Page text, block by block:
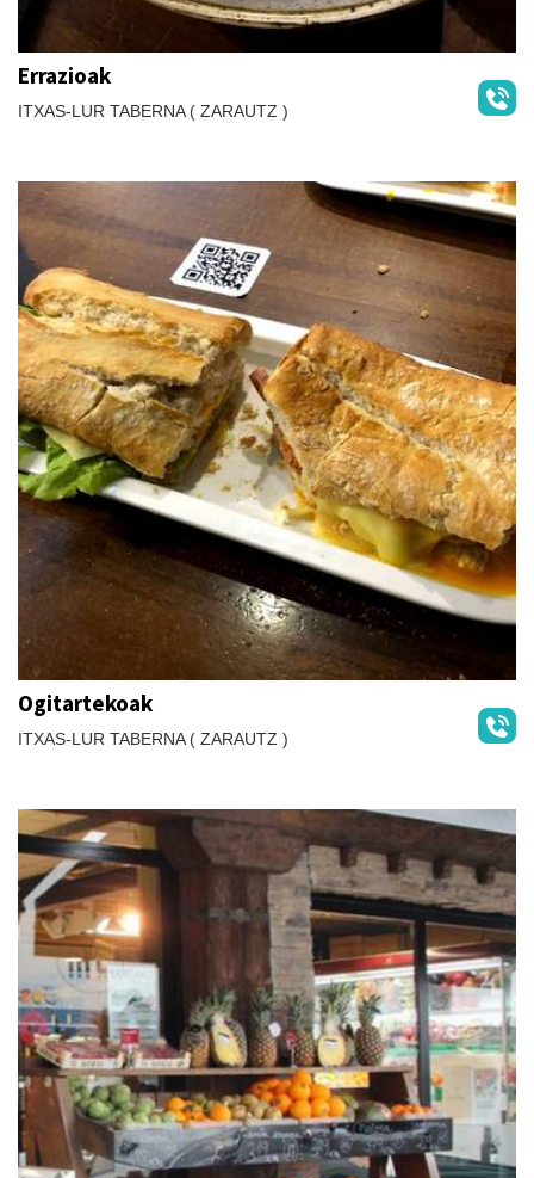
Errazioak
ITXAS-LUR TABERNA ( ZARAUTZ )
Ogitartekoak
ITXAS-LUR TABERNA ( ZARAUTZ )